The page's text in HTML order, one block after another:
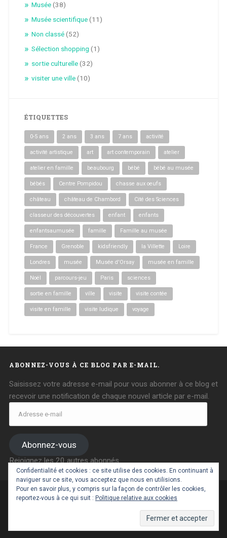
Musée(38)
Musée scientifique(11)
Non classé(52)
Sélection shopping (1)
sortie culturelle(32)
visiter une ville(10)
ÉTIQUETTES
0-5 ans 2 ans 3 ans 7 ans activité
activité artistique art art contemporain atelier
atelier en famille beaubourg bébé bébé au musée
bébés Centre Pompidou chasse aux oeufs
château château de Chambord Cité des Sciences
classeur des découvertes enfant enfants
enfantsaumusée famille Famille au musée
France Grenoble kidsfriendly la Villette Loire
Londres musée Musée d'Orsay musée en famille
Noël parcours-jeu Paris sciences
sortie en famille ville visite visite contée
visite en famille visite ludique voyage
ABONNEZ-VOUS À CE BLOG PAR E-MAIL.
Saisissez votre adresse e-mail pour vous abonner à ce blog et
recevoir une notification de chaque nouvel article par e-mail.
Adresse
Abonnez-vous
Rejoignez les 20 autres abonnés
FIÈREMENT PROPULSÉ PAR WORDPRESS |
RETOUR EN HAUT ↑
Confidentialité et cookies : ce site utilise des cookies. En continuant à
naviguer sur ce site, vous acceptez que nous en utilisions.
Pour en savoir plus, y compris sur la façon de contrôler les cookies,
reportez-vous à ce qui suit : Politique relative aux cookies